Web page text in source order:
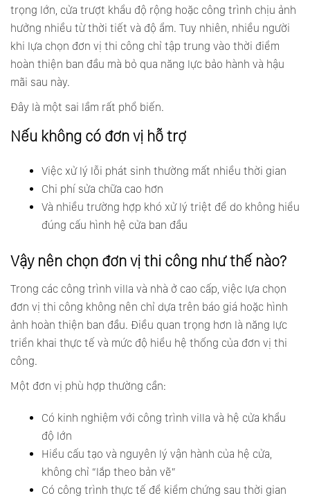
trọng lớn, cửa trượt khẩu độ rộng hoặc công trình chịu ảnh
hưởng nhiều từ thời tiết và độ ẩm. Tuy nhiên, nhiều người
khi lựa chọn đơn vị thi công chỉ tập trung vào thời điểm
hoàn thiện ban đầu mà bỏ qua năng lực bảo hành và hậu
mãi sau này.
Đây là một sai lầm rất phổ biến.
Nếu không có đơn vị hỗ trợ
Việc xử lý lỗi phát sinh thường mất nhiều thời gian
Chi phí sửa chữa cao hơn
Và nhiều trường hợp khó xử lý triệt để do không hiểu
đúng cấu hình hệ cửa ban đầu
Vậy nên chọn đơn vị thi công như thế nào?
Trong các công trình villa và nhà ở cao cấp, việc lựa chọn
đơn vị thi công không nên chỉ dựa trên báo giá hoặc hình
ảnh hoàn thiện ban đầu. Điều quan trọng hơn là năng lực
triển khai thực tế và mức độ hiểu hệ thống của đơn vị thi
công.
Một đơn vị phù hợp thường cần:
Có kinh nghiệm với công trình villa và hệ cửa khẩu
độ lớn
Hiểu cấu tạo và nguyên lý vận hành của hệ cửa,
không chỉ “lắp theo bản vẽ”
Có công trình thực tế để kiểm chứng sau thời gian